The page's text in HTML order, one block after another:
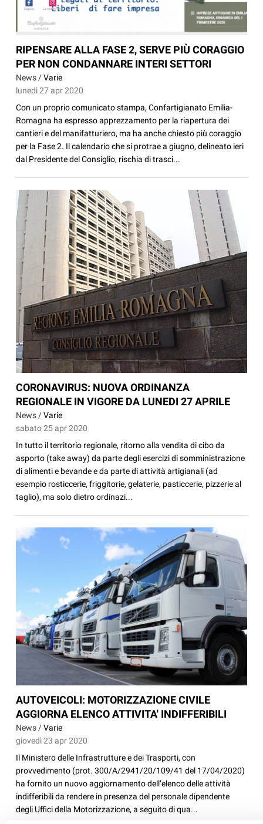
RIPENSARE ALLA FASE 2, SERVE PIÙ CORAGGIO
PER NON CONDANNARE INTERI SETTORI
News /Varie
lunedì 27 apr 2020
Con un proprio comunicato stampa, Confartigianato Emilia-
Romagna ha espresso apprezzamento per la riapertura dei
cantieri e del manifatturiero, ma ha anche chiesto più coraggio
per la Fase 2. Il calendario che si protrae a giugno, delineato ieri
dal Presidente del Consiglio, rischia di trasci...
CORONAVIRUS: NUOVA ORDINANZA
REGIONALE IN VIGORE DA LUNEDI 27 APRILE
News /Varie
sabato 25 apr 2020
In tutto il territorio regionale, ritorno alla vendita di cibo da
asporto (take away) da parte degli esercizi di somministrazione
di alimenti e bevande e da parte di attività artigianali (ad
esempio rosticcerie, friggitorie, gelaterie, pasticcerie, pizzerie al
taglio), ma solo dietro ordinazi...
AUTOVEICOLI: MOTORIZZAZIONE CIVILE
AGGIORNA ELENCO ATTIVITA' INDIFFERIBILI
News /Varie
giovedì 23 apr 2020
Il Ministero delle Infrastrutture e dei Trasporti, con
provvedimento (prot. 300/A/2941/20/109/41 del 17/04/2020)
ha fornito un nuovo aggiornamento dell’elenco delle attività
indifferibili da rendere in presenza del personale dipendente
degli Uffici della Motorizzazione, a seguito di qua...